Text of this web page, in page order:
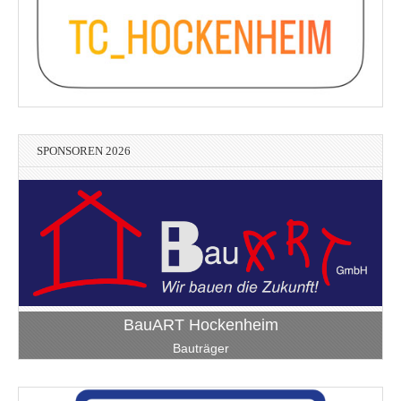
SPONSOREN 2026
BauART Hockenheim
Bauträger